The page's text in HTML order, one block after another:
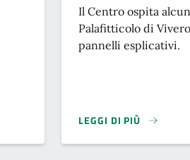
Il Centro ospita
Palafitticolo di
pannelli esplicativi.
LEGGI DI PIÙ